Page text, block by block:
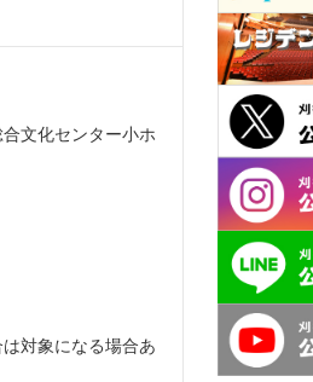
文化センター小ホ
対象になる場合あ